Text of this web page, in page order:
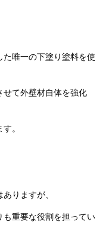
唯一の下塗り塗料を使
せて外壁材自体を強化
。
りますが、
重要な役割を担ってい